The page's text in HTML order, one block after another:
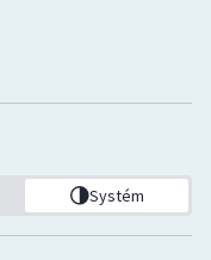
Systém